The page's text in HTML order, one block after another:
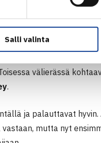
Salli valintamestareita
välierässä
.
ja palauttavat hyvin.
mutta nyt